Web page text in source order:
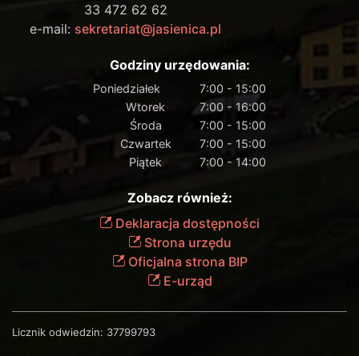
33 472 62 62
e-mail: sekretariat@jasienica.pl
Godziny urzędowania:
Poniedziałek
7:00 - 15:00
Wtorek
7:00 - 16:00
Środa
7:00 - 15:00
Czwartek
7:00 - 15:00
Piątek
7:00 - 14:00
Zobacz również:
Deklaracja dostępności
Strona urzędu
Oficjalna strona BIP
E-urząd
Licznik odwiedzin: 37799793